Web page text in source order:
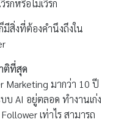
กหรือไม่เวิร์ก
สิ่งที่ต้องคำนึงถึงใน
ติที่สุด
Marketing มากว่า 10 ปี
AI อยู่ตลอด ทำงานเก่ง
เท่าไร สามารถ